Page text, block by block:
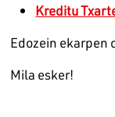
Kreditu
Edozein ekarpen
Mila esker!